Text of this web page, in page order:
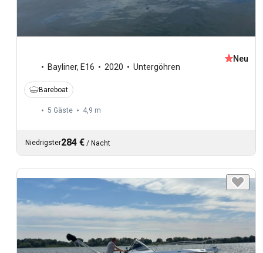
Bayliner, E16 2020 Untergöhren
Neu
Bareboat
5 Gäste 4,9 m
Niedrigster284 € / Nacht